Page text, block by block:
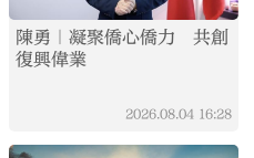
陳勇｜凝聚僑心僑力 共創
復興偉業
2026.08.04 16:28